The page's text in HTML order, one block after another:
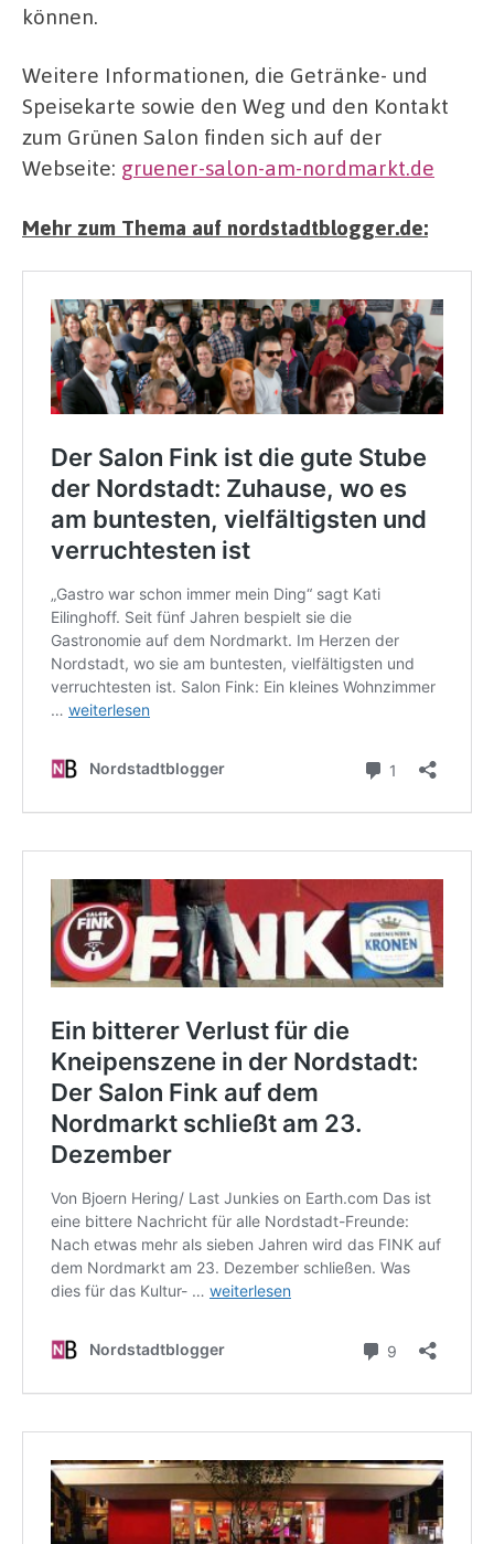
können.
Weitere Informationen, die Getränke- und
Speisekarte sowie den Weg und den Kontakt
zum Grünen Salon finden sich auf der
Webseite: gruener-salon-am-nordmarkt.de
Mehr zum Thema auf nordstadtblogger.de: